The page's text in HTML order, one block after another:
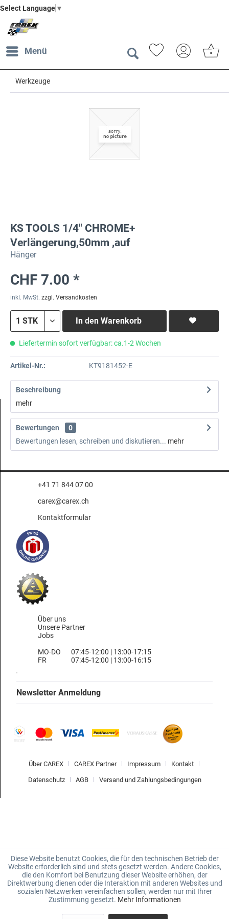
Select Language ▼
Menü
Werkzeuge
KS TOOLS 1/4" CHROME+
Verlängerung,50mm ,auf
Hänger
CHF 7.00 *
inkl. MwSt. zzgl. Versandkosten
In den Warenkorb
Liefertermin sofort verfügbar: ca.1-2 Wochen
Artikel-Nr.: KT9181452-E
Beschreibung
mehr
Bewertungen
0
Bewertungen lesen, schreiben und diskutieren... mehr
+41 71 844 07 00
carex@carex.ch
Kontaktformular
Über uns
Unsere Partner
Jobs
MO-DO
FR
07:45-12:00 | 13:00-17:15
07:45-12:00 | 13:00-16:15
Newsletter Anmeldung
Über CAREX CAREX Partner Impressum Kontakt
Datenschutz AGB Versand und Zahlungsbedingungen
Diese Website benutzt Cookies, die für den technischen Betrieb der
Website erforderlich sind und stets gesetzt werden. Andere Cookies,
die den Komfort bei Benutzung dieser Website erhöhen, der
Direktwerbung dienen oder die Interaktion mit anderen Websites und
sozialen Netzwerken vereinfachen sollen, werden nur mit Ihrer
Zustimmung gesetzt. Mehr Informationen